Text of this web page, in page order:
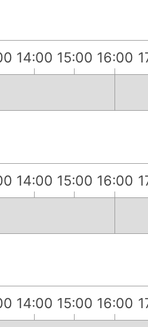
14:00 15:00 16:00
14:00 15:00 16:00
14:00 15:00 16:00